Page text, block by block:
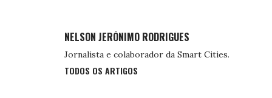
NELSON JERÓNIMO RODRIGUES
Jornalista e colaborador da Smart Cities.
TODOS OS ARTIGOS